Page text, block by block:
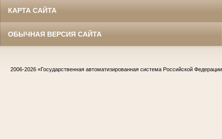
КАРТА САЙТА
ОБЫЧНАЯ ВЕРСИЯ САЙТА
2006-2026 «Государственная автоматизированная система Российской